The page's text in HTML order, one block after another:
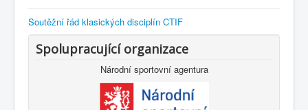
Soutěžní řád klasických disciplín CTIF
Spolupracující organizace
Národní sportovní agentura